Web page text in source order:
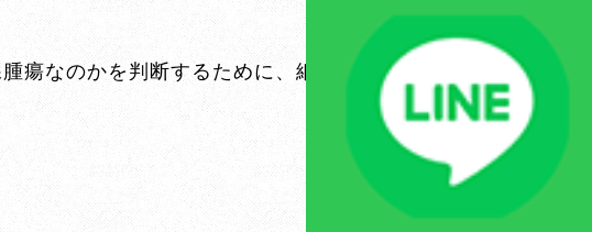
瘍なのかを判断するために、細い注射